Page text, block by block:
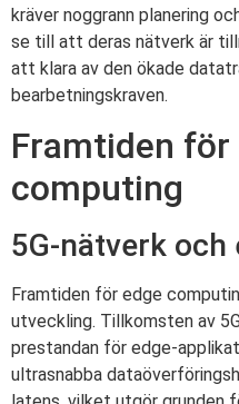
kräver noggrann planering
se till att deras nätverk är
att klara av den ökade
bearbetningskraven.
Framtiden för
computing
5G-nätverk
Framtiden för edge
utveckling. Tillkomsten av
prestandan för edge-
ultrasnabba